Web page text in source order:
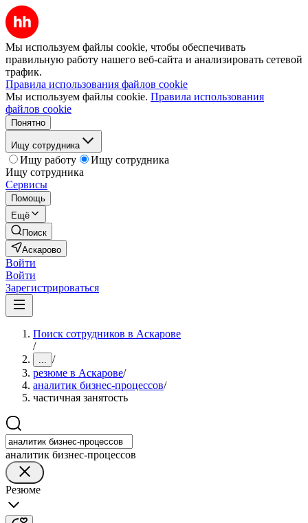
Мы используем файлы cookie, чтобы обеспечивать
правильную работу нашего веб-сайта и анализировать сетевой
трафик.
Правила использования файлов cookie
Мы используем файлы cookie. Правила использования
файлов cookie
Понятно
Ищу сотрудника
Ищу работу
Ищу сотрудника
Ищу сотрудника
Сервисы
Помощь
Ещё
Поиск
Аскарово
Войти
Войти
Зарегистрироваться
Поиск сотрудников в Аскарове
/
... /
резюме в Аскарове/
аналитик бизнес-процессов/
частичная занятость
аналитик бизнес-процессов
Резюме